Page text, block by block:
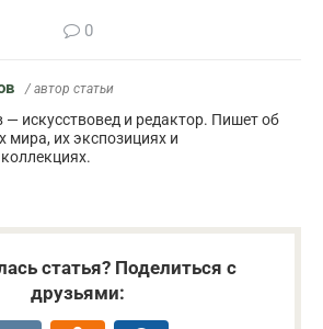
0
/ автор статьи
искусствовед и редактор. Пишет об
мира, их экспозициях и
статья? Поделиться с
друзьями: